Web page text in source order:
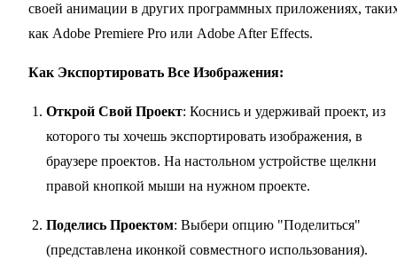
своей анимации в других программных приложениях,
как Adobe Premiere Pro или Adobe After Effects.
Как Экспортировать Все Изображения:
Открой Свой Проект: Коснись и удерживай проект, из
которого ты хочешь экспортировать изображения, в
браузере проектов. На настольном устройстве щелкни
правой кнопкой мыши на нужном проекте.
Поделись Проектом: Выбери опцию "Поделиться"
(представлена иконкой совместного использования).